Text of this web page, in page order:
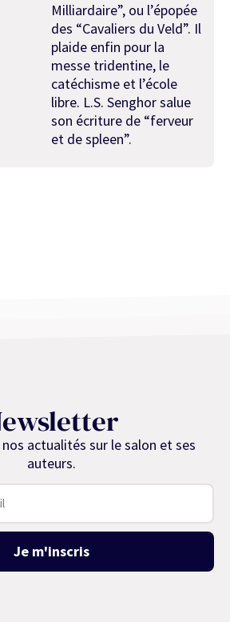
Milliardaire”, ou l’épopée
des “Cavaliers du Veld”. Il
plaide enfin pour la
messe tridentine, le
catéchisme et l’école
libre. L.S. Senghor salue
son écriture de “ferveur
et de spleen”.
actualités sur le salon et ses
auteurs.
Je m'inscris